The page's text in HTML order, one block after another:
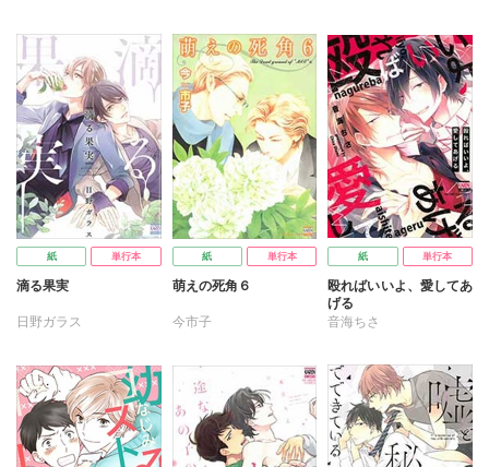
紙 単行本
滴る果実
日野ガラス
紙 単行本
萌えの死角６
今市子
紙 単行本
殴ればいいよ、愛してあ
げる
音海ちさ